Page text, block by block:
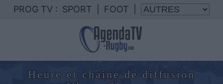
PROG TV : SPORT FOOT
Heure et chaine de diffusion